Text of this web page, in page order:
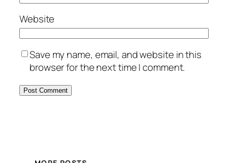
Website
Save my name, email, and website in this
browser for the next time I comment.